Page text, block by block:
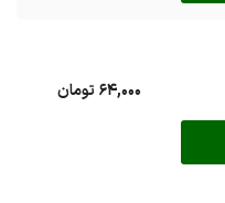
64,000 تومان